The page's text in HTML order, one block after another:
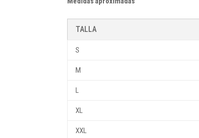
TALLA
S
M
L
XL
XXL